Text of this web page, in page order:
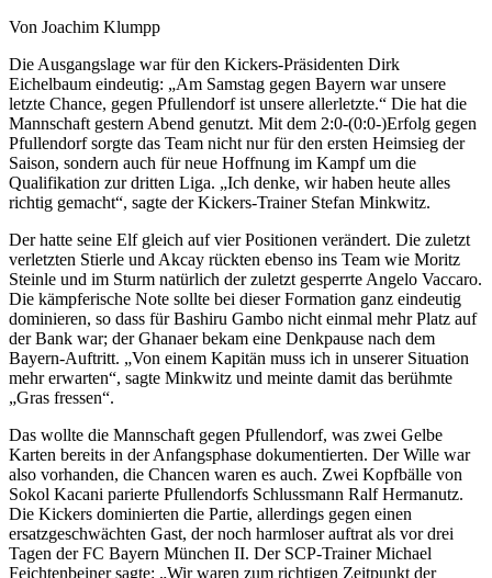
Von Joachim Klumpp
Die Ausgangslage war für den Kickers-Präsidenten Dirk
Eichelbaum eindeutig: „Am Samstag gegen Bayern war unsere
letzte Chance, gegen Pfullendorf ist unsere allerletzte.“ Die hat die
Mannschaft gestern Abend genutzt. Mit dem 2:0-(0:0-)Erfolg gegen
Pfullendorf sorgte das Team nicht nur für den ersten Heimsieg der
Saison, sondern auch für neue Hoffnung im Kampf um die
Qualifikation zur dritten Liga. „Ich denke, wir haben heute alles
richtig gemacht“, sagte der Kickers-Trainer Stefan Minkwitz.
Der hatte seine Elf gleich auf vier Positionen verändert. Die zuletzt
verletzten Stierle und Akcay rückten ebenso ins Team wie Moritz
Steinle und im Sturm natürlich der zuletzt gesperrte Angelo Vaccaro.
Die kämpferische Note sollte bei dieser Formation ganz eindeutig
dominieren, so dass für Bashiru Gambo nicht einmal mehr Platz auf
der Bank war; der Ghanaer bekam eine Denkpause nach dem
Bayern-Auftritt. „Von einem Kapitän muss ich in unserer Situation
mehr erwarten“, sagte Minkwitz und meinte damit das berühmte
„Gras fressen“.
Das wollte die Mannschaft gegen Pfullendorf, was zwei Gelbe
Karten bereits in der Anfangsphase dokumentierten. Der Wille war
also vorhanden, die Chancen waren es auch. Zwei Kopfbälle von
Sokol Kacani parierte Pfullendorfs Schlussmann Ralf Hermanutz.
Die Kickers dominierten die Partie, allerdings gegen einen
ersatzgeschwächten Gast, der noch harmloser auftrat als vor drei
Tagen der FC Bayern München II. Der SCP-Trainer Michael
Feichtenbeiner sagte: „Wir waren zum richtigen Zeitpunkt der